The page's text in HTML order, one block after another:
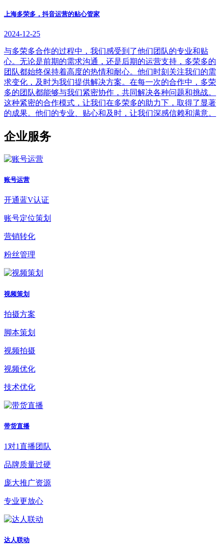
上海多荣多，抖音运营的贴心管家
2024-12-25
与多荣多合作的过程中，我们感受到了他们团队的专业和贴
心。无论是前期的需求沟通，还是后期的运营支持，多荣多的
团队都始终保持着高度的热情和耐心。他们时刻关注我们的需
求变化，及时为我们提供解决方案。在每一次的合作中，多荣
多的团队都能够与我们紧密协作，共同解决各种问题和挑战。
这种紧密的合作模式，让我们在多荣多的助力下，取得了显著
的成果。他们的专业、贴心和及时，让我们深感信赖和满意。
企业服务
账号运营
开通蓝V认证
账号定位策划
营销转化
粉丝管理
视频策划
拍摄方案
脚本策划
视频拍摄
视频优化
技术优化
带货直播
1对1直播团队
品牌质量过硬
庞大推广资源
专业更放心
达人联动